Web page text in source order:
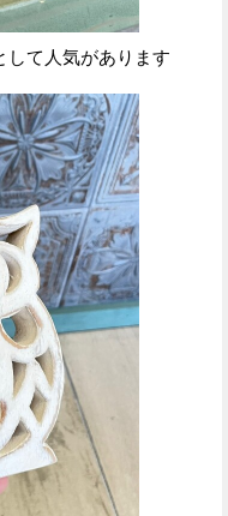
して人気があります